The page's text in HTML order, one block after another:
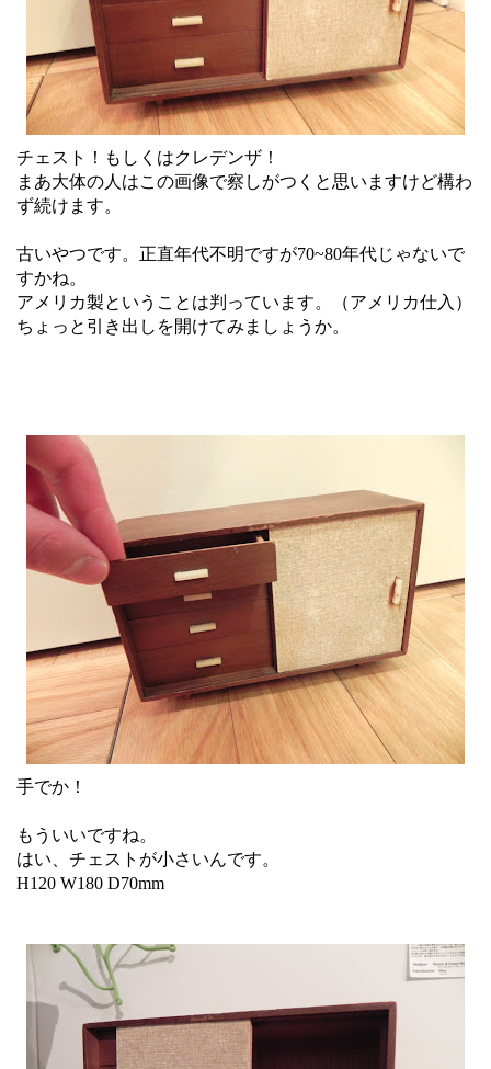
チェスト！もしくはクレデンザ！
まあ大体の人はこの画像で察しがつくと思いますけど構わ
ず続けます。
古いやつです。正直年代不明ですが70~80年代じゃないで
すかね。
アメリカ製ということは判っています。（アメリカ仕入）
ちょっと引き出しを開けてみましょうか。
手でか！
もういいですね。
はい、チェストが小さいんです。
H120 W180 D70mm